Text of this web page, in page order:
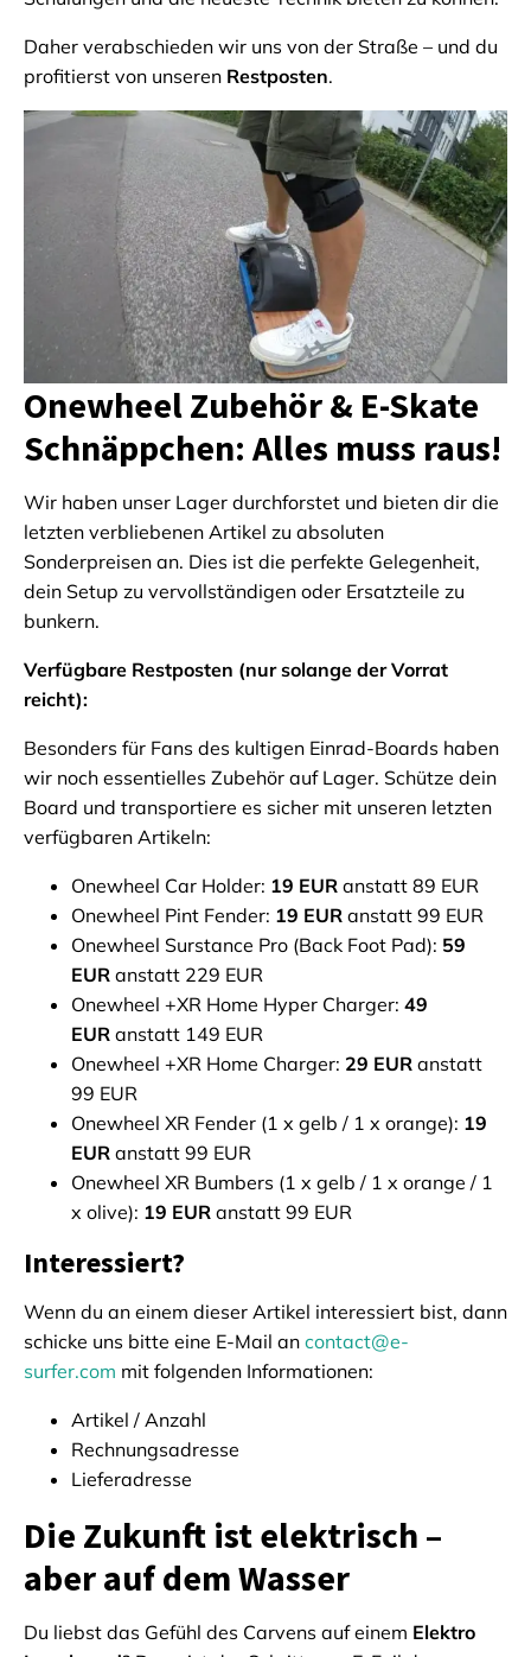
Daher verabschieden wir uns von der Straße – und du
profitierst von unseren Restposten.
Onewheel Zubehör & E-Skate
Schnäppchen: Alles muss raus!
Wir haben unser Lager durchforstet und bieten dir die
letzten verbliebenen Artikel zu absoluten
Sonderpreisen an. Dies ist die perfekte Gelegenheit,
dein Setup zu vervollständigen oder Ersatzteile zu
bunkern.
Verfügbare Restposten (nur solange der Vorrat
reicht):
Besonders für Fans des kultigen Einrad-Boards haben
wir noch essentielles Zubehör auf Lager. Schütze dein
Board und transportiere es sicher mit unseren letzten
verfügbaren Artikeln:
Onewheel Car Holder: 19 EUR anstatt 89 EUR
Onewheel Pint Fender: 19 EUR anstatt 99 EUR
Onewheel Surstance Pro (Back Foot Pad): 59
EUR anstatt 229 EUR
Onewheel +XR Home Hyper Charger: 49
EUR anstatt 149 EUR
Onewheel +XR Home Charger: 29 EUR anstatt
99 EUR
Onewheel XR Fender (1 x gelb / 1 x orange): 19
EUR anstatt 99 EUR
Onewheel XR Bumbers (1 x gelb / 1 x orange / 1
x olive): 19 EUR anstatt 99 EUR
Interessiert?
Wenn du an einem dieser Artikel interessiert bist, dann
schicke uns bitte eine E-Mail an contact@e-
surfer.com mit folgenden Informationen:
Artikel / Anzahl
Rechnungsadresse
Lieferadresse
Die Zukunft ist elektrisch –
aber auf dem Wasser
Du liebst das Gefühl des Carvens auf einem Elektro